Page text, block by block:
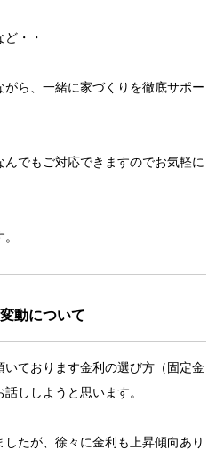
・・
ら、一緒に家づくりを徹底サポー
でもご対応できますのでお気軽に
動について
ております金利の選び方（固定金
ししようと思います。
たが、徐々に金利も上昇傾向あり